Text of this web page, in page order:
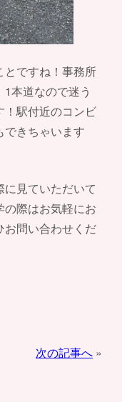
とですね！事務所
本道なので迷う
！駅付近のコンビ
できちゃいます
見ていただいて
際はお気軽にお
お問い合わせくだ
次の記事へ